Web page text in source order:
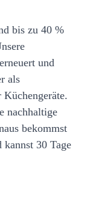
bis zu 40 %
und
als
Küchengeräte.
nachhaltige
bekommst
kannst 30 Tage